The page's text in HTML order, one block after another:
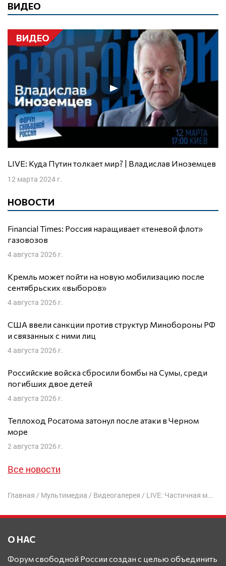
ВИДЕО
ВИДЕО
LIVE: Куда Путин толкает мир? | Владислав Иноземцев
12 марта 2024 г.
НОВОСТИ
Financial Times: Россия наращивает «теневой флот»
газовозов
4 августа 2026 г.
Кремль может пойти на новую мобилизацию после
сентябрьских «выборов»
4 августа 2026 г.
США ввели санкции против структур Минобороны РФ
и связанных с ними лиц
4 августа 2026 г.
Российские войска сбросили бомбы на Сумы, среди
погибших двое детей
4 августа 2026 г.
Теплоход Росатома затонул после атаки в Черном
море
2 августа 2026 г.
Все новости
Главная / Мультимедиа / Видеогалерея / LIVE: Частичная могилизация | С. Давидис, А. Скобов, С. Кривенко
О НАС
Форум свободной России создан с целью объединить